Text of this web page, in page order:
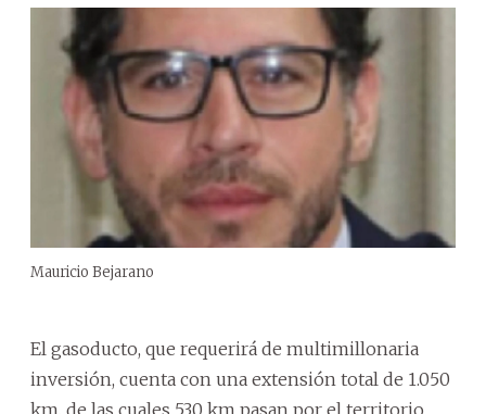
Mauricio Bejarano
El gasoducto, que requerirá de multimillonaria
inversión, cuenta con una extensión total de 1.050
km, de las cuales 530 km pasan por el territorio